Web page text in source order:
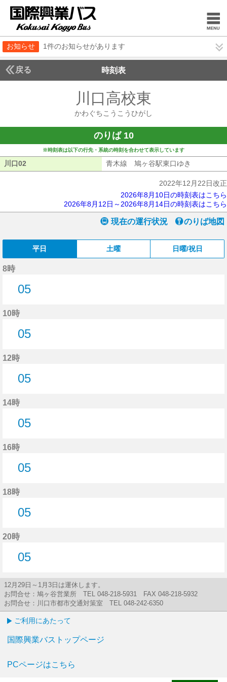
お知らせ 1件のお知らせがあります
戻る 時刻表
川口高校東
かわぐちこうこうひがし
のりば 10
※時刻表は以下の行先・系統の時刻を合わせて表示しています
川口02 青木線 鳩ヶ谷駅東口ゆき
2022年12月22日改正
2026年8月10日の時刻表はこちら
2026年8月12日～2026年8月14日の時刻表はこちら
現在の運行状況 のりば地図
平日 土曜 日曜/祝日
8時
05
10時
05
12時
05
14時
05
16時
05
18時
05
20時
05
12月29日～1月3日は運休します。
お問合せ：鳩ヶ谷営業所 TEL 048-218-5931 FAX 048-218-5932
お問合せ：川口市都市交通対策室 TEL 048-242-6350
ご利用にあたって
国際興業バストップページ
PCページはこちら